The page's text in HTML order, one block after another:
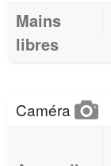
Mains
libres
Caméra